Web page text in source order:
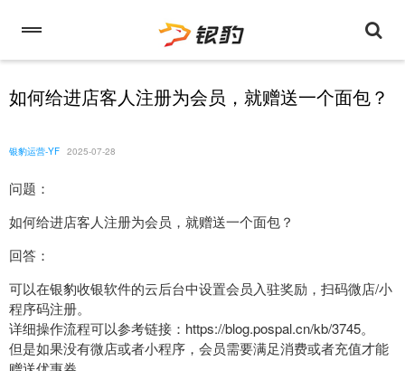
如何给进店客人注册为会员，就赠送一个面包？
银豹运营-YF 2025-07-28
问题：
如何给进店客人注册为会员，就赠送一个面包？
回答：
可以在银豹收银软件的云后台中设置会员入驻奖励，扫码微店/小
程序码注册。
详细操作流程可以参考链接：https://blog.pospal.cn/kb/3745。
但是如果没有微店或者小程序，会员需要满足消费或者充值才能